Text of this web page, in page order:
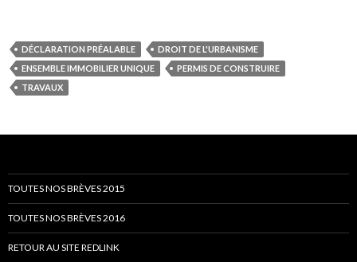
DÉCLARATION PRÉALABLE
DROIT DE L'URBANISME
ENSEMBLE IMMOBILIER UNIQUE
PERMIS DE CONSTRUIRE
TRAVAUX
TOUTES NOS BRÈVES 2015
TOUTES NOS BRÈVES 2016
RETOUR AU SITE REDLINK